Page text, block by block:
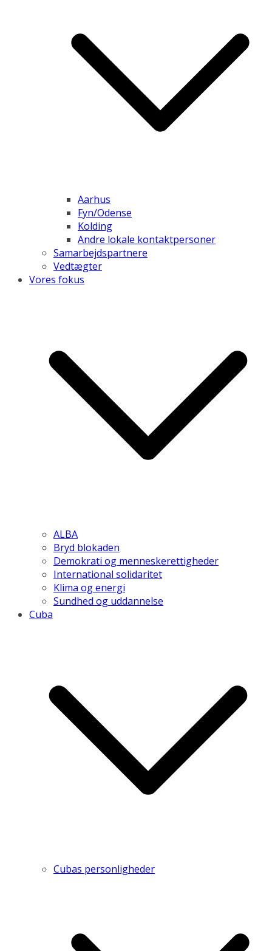
Aarhus
Fyn/Odense
Kolding
Andre lokale kontaktpersoner
Samarbejdspartnere
Vedtægter
Vores fokus
ALBA
Bryd blokaden
Demokrati og menneskerettigheder
International solidaritet
Klima og energi
Sundhed og uddannelse
Cuba
Cubas personligheder